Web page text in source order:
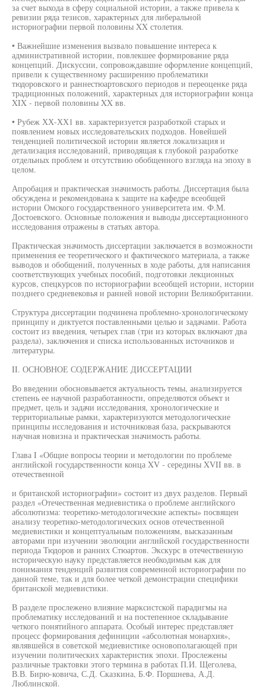
за счет выхода в сферу социальной истории, а также привела к
ревизии ряда тезисов, характерных для либеральной
историографии первой половины XX столетия.
• Важнейшие изменения вызвало повышение интереса к
административной истории, повлекшее формирование ряда
концепций. Дискуссии, сопровождавшие оформление концепций,
привели к существенному расширению проблематики
тюдоровского и раннестюартовского периодов и переоценке ряда
традиционных положений, характерных для историографии конца
XIX - первой половины XX вв.
• Рубеж ХХ-ХХ1 вв. характеризуется разработкой старых и
появлением новых исследовательских подходов. Новейшей
тенденцией политической истории является локализация и
детализация исследований, приводящая к глубокой разработке
отдельных проблем и отсутствию обобщенного взгляда на эпоху в
целом.
Апробация и практическая значимость работы. Диссертация была
обсуждена и рекомендована к защите на кафедре всеобщей
истории Омского государственного университета им. Ф.М.
Достоевского. Основные положения и выводы диссертационного
исследования отражены в статьях автора.
Практическая значимость диссертации заключается в возможности
применения ее теоретического и фактического материала, а также
выводов и обобщений, полученных в ходе работы, для написания
соответствующих учебных пособий, подготовки лекционных
курсов, спецкурсов по историографии всеобщей истории, истории
позднего средневековья и ранней новой истории Великобритании.
Структура диссертации подчинена проблемно-хронологическому
принципу и диктуется поставленными целью и задачами. Работа
состоит из введения, четырех глав (три из которых включают два
раздела), заключения и списка использованных источников и
литературы.
II. ОСНОВНОЕ СОДЕРЖАНИЕ ДИССЕРТАЦИИ
Во введении обосновывается актуальность темы, анализируется
степень ее научной разработанности, определяются объект и
предмет, цель и задачи исследования, хронологические и
территориальные рамки, характеризуются методологические
принципы исследования и источниковая база, раскрываются
научная новизна и практическая значимость работы.
Глава I «Общие вопросы теории и методологии по проблеме
английской государственности конца XV - середины XVII вв. в
отечественной
и британской историографии» состоит из двух разделов. Первый
раздел «Отечественная медиевистика о проблеме английского
абсолютизма: теоретико-методологические аспекты» посвящен
анализу теоретико-методологических основ отечественной
медиевистики и концептуальным положениям, высказанным
авторами при изучении эволюции английской государственности
периода Тюдоров и ранних Стюартов. Экскурс в отечественную
историческую науку представляется необходимым как для
понимания тенденций развития современной историографии по
данной теме, так и для более четкой демонстрации специфики
британской медиевистики.
В разделе прослежено влияние марксистской парадигмы на
проблематику исследований и на постепенное складывание
четкого понятийного аппарата. Особый интерес представляет
процесс формирования дефиниции «абсолютная монархия»,
являвшейся в советской медиевистике основополагающей при
изучении политических характеристик эпохи. Прослежены
различные трактовки этого термина в работах П.И. Щеголева,
В.В. Бирю-ковича, С.Д. Сказкина, Б.Ф. Поршнева, А.Д.
Люблинской.